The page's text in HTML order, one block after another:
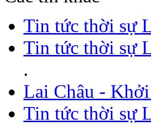
Tin tức thời sự
Tin tức thời sự
.
Lai Châu -
Tin tức thời sự